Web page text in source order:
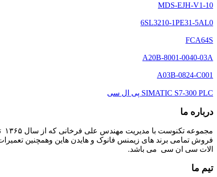
MDS-EJH-V1-10
6SL3210-1PE31-5AL0
FCA64S
A20B-8001-0040-03A
A03B-0824-C001
SIMATIC S7-300 PLC پی ال سی
درباره ما
فروش تمامی برند های زیمنس فانوک و هایدن هاین وهمچنین
الات سی ان سی می باشد.
تیم ما